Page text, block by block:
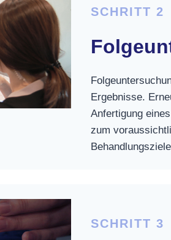
SCHRITT 2
Ergebnisse.
Anfertigung
zum
SCHRITT 3